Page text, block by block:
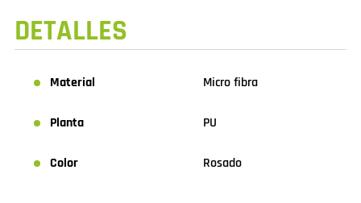
DETALLES
Material Micro fibra
Planta PU
Color Rosado